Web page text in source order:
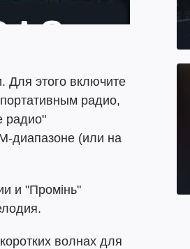
Для этого включите
радио,
радио"
диапазоне (или на
и "Промінь"
волнах для